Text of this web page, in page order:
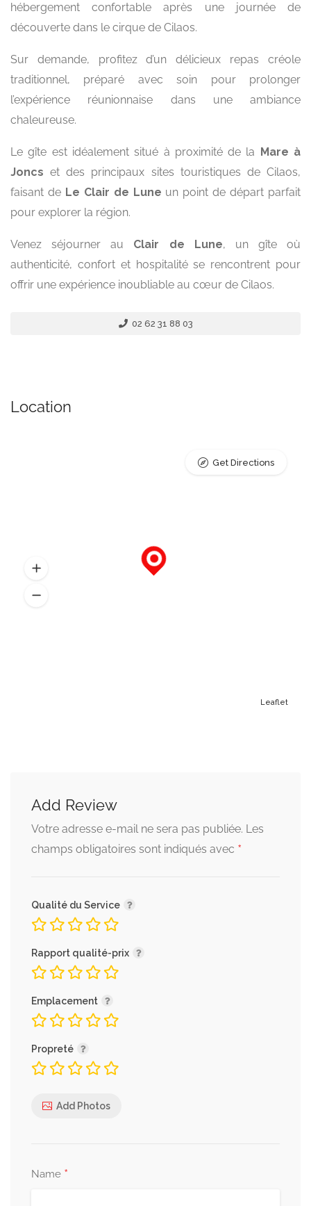
hébergement confortable après une journée de
découverte dans le cirque de Cilaos.
Sur demande, profitez d’un délicieux repas créole
traditionnel, préparé avec soin pour prolonger
l’expérience réunionnaise dans une ambiance
chaleureuse.
Le gîte est idéalement situé à proximité de la Mare à
Joncs et des principaux sites touristiques de Cilaos,
faisant de Le Clair de Lune un point de départ parfait
pour explorer la région.
Venez séjourner au Clair de Lune, un gîte où
authenticité, confort et hospitalité se rencontrent pour
offrir une expérience inoubliable au cœur de Cilaos.
02 62 31 88 03
Location
Leaflet
Get Directions
Add Review
Votre adresse e-mail ne sera pas publiée. Les
champs obligatoires sont indiqués avec *
Qualité du Service
Rapport qualité-prix
Emplacement
Propreté
Add Photos
Name *